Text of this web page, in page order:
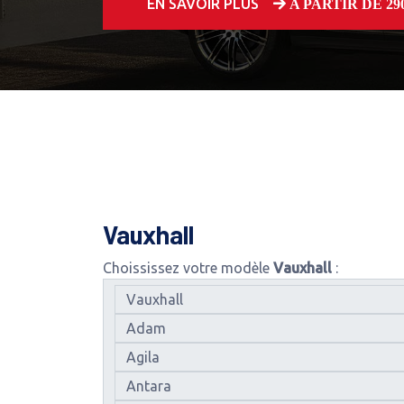
A PARTIR DE
Vauxhall
Choississez votre modèle Vauxhall :